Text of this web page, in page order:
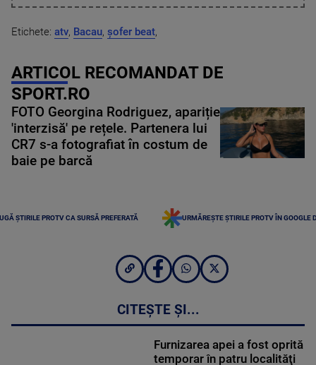
Etichete: atv, Bacau, șofer beat,
ARTICOL RECOMANDAT DE
SPORT.RO
FOTO Georgina Rodriguez, apariție
'interzisă' pe rețele. Partenera lui
CR7 s-a fotografiat în costum de
baie pe barcă
ȘTIRILE PROTV CA SURSĂ PREFERATĂ URMĂREȘTE ȘTIRILE PROTV ÎN GOOGLE
CITEȘTE ȘI...
Furnizarea apei a fost oprită
temporar în patru localităţi